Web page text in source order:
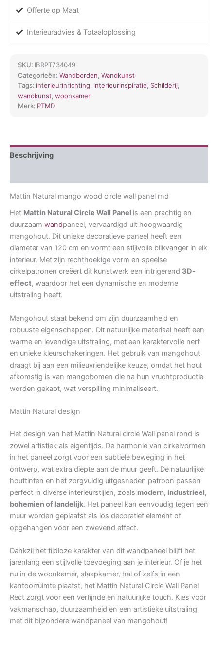
panel
rnd
Large
120
aantal
Offerte op Maat
Interieuradvies & Totaaloplossing
SKU: IBRPT734049
Categorieën: Wandborden, Wandkunst
Tags: interieurinrichting, interieurinspiratie, Schilderij,
wandkunst, woonkamer
Merk: PTMD
Beschrijving
Mattin Natural mango wood circle wall panel rnd
Het Mattin Natural Circle Wall Panel is een prachtig en
duurzaam wandpaneel, vervaardigd uit hoogwaardig
mangohout. Dit unieke decoratieve paneel heeft een
diameter van 120 cm en vormt een stijlvolle blikvanger in elk
interieur. Met zijn rechthoekige vorm en speelse
cirkelpatronen creëert dit kunstwerk een intrigerend 3D-
effect, waardoor het een dynamische en moderne
uitstraling heeft.
Mangohout staat bekend om zijn duurzaamheid en
robuuste eigenschappen. Dit natuurlijke materiaal heeft een
warme en levendige uitstraling, met een karaktervolle nerf
en unieke kleurschakeringen. Het gebruik van mangohout
draagt bij aan een milieuvriendelijke keuze, omdat het hout
afkomstig is van mangobomen die na hun vruchtproductie
worden gekapt, wat verspilling minimaliseert.
Mattin Natural design
Het design van het Mattin Natural circle Wall panel rond is
zowel artistiek als eigentijds. De harmonie van cirkelvormen
in het paneel zorgt voor een subtiele beweging in het
ontwerp, wat extra diepte aan de muur geeft. De natuurlijke
houttinten en het zorgvuldig uitgesneden patroon passen
perfect in diverse interieurstijlen, zoals modern, industrieel,
bohemien of landelijk. Het paneel kan eenvoudig tegen een
muur worden geplaatst als los decoratief element of
opgehangen voor een zwevend effect.
Dankzij het tijdloze karakter van dit wandpaneel blijft het
jarenlang een stijlvolle toevoeging aan je interieur. Of je het
nu in de woonkamer, slaapkamer, hal of zelfs in een
kantoorruimte plaatst, het Mattin Natural Circle Wall Panel
Rect zorgt voor een verfijnde en natuurlijke touch. Kies voor
vakmanschap, duurzaamheid en een artistieke uitstraling
met dit bijzondere wandpaneel van mangohout!